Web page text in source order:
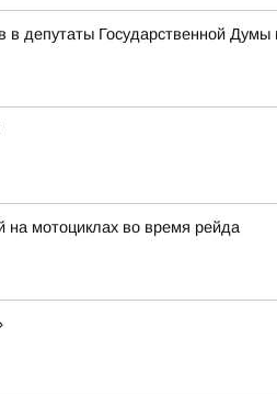
в депутаты Государственной
на мотоциклах во время рейда